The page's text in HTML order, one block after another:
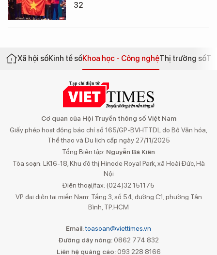
32
Xã hội sốKinh tế sốKhoa học - Công nghệThị trường số
Cơ quan của Hội Truyền thông số Việt Nam
Giấy phép hoạt động báo chí số 165/GP-BVHTTDL do Bộ Văn hóa,
Thể thao và Du lịch cấp ngày 27/11/2025
Tổng Biên tập: Nguyễn Bá Kiên
Tòa soạn: LK16-18, Khu đô thị Hinode Royal Park, xã Hoài Đức, Hà
Nội
Điện thoại/fax: (024)32 151175
VP đại diện tại miền Nam: Tầng 3, số 54, đường C1, phường Tân
Bình, TP.HCM
Email:toasoan@viettimes.vn
Đường dây nóng: 0862 774 832
Liên hệ quảng cáo:093 228 8166